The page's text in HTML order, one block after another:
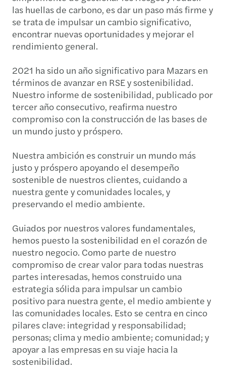
las huellas de carbono, es dar un paso más firme y
se trata de impulsar un cambio significativo,
encontrar nuevas oportunidades y mejorar el
rendimiento general.
2021 ha sido un año significativo para Mazars en
términos de avanzar en RSE y sostenibilidad.
Nuestro informe de sostenibilidad, publicado por
tercer año consecutivo, reafirma nuestro
compromiso con la construcción de las bases de
un mundo justo y próspero.
Nuestra ambición es construir un mundo más
justo y próspero apoyando el desempeño
sostenible de nuestros clientes, cuidando a
nuestra gente y comunidades locales, y
preservando el medio ambiente.
Guiados por nuestros valores fundamentales,
hemos puesto la sostenibilidad en el corazón de
nuestro negocio. Como parte de nuestro
compromiso de crear valor para todas nuestras
partes interesadas, hemos construido una
estrategia sólida para impulsar un cambio
positivo para nuestra gente, el medio ambiente y
las comunidades locales. Esto se centra en cinco
pilares clave: integridad y responsabilidad;
personas; clima y medio ambiente; comunidad; y
apoyar a las empresas en su viaje hacia la
sostenibilidad.